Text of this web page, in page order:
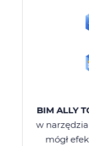
BIM ALLY
w
mógł